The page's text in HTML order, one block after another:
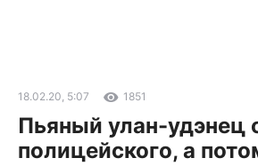
18.02.20, 5:07 1851
Пьяный улан-удэнец
полицейского, а